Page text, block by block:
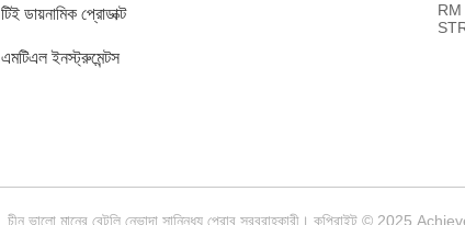
টিই ডায়নামিক প্রোডাক্ট
এমটিএল ইনস্ট্রুমেন্টস
চীন ভালো মানের বেন্টলি নেভাদা সান্নিধ্য প্রোব সরবরাহকারী। কপিরাইট © 2025